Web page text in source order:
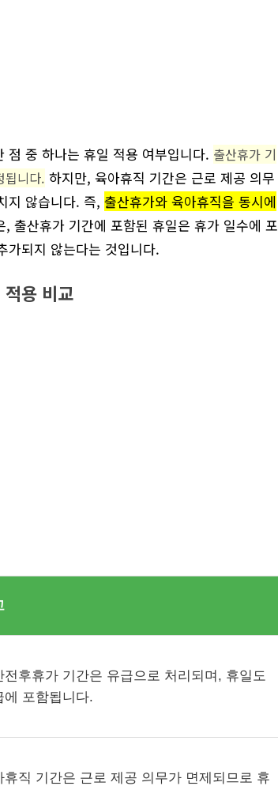
점 중 하나는 휴일 적용 여부입니다. 출산휴가 기
됩니다. 하지만, 육아휴직 기간은 근로 제공 의무
지 않습니다. 즉, 출산휴가와 육아휴직을 동시에
, 출산휴가 기간에 포함된 휴일은 휴가 일수에 포
가되지 않는다는 것입니다.
용 비교
전후휴가 기간은 유급으로 처리되며, 휴일도
에 포함됩니다.
휴직 기간은 근로 제공 의무가 면제되므로 휴